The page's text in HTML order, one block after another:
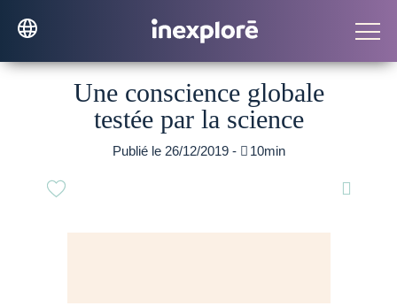
Une conscience globale
testée par la science
Publié le 26/12/2019 -  10min
